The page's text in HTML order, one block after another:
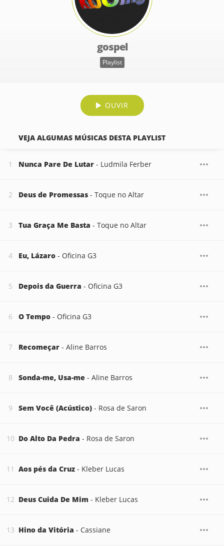
gospel
Playlist
OUVIR
VEJA ALGUMAS MÚSICAS DESTA PLAYLIST
Nunca Pare De Lutar - Ludmila Ferber
Deus de Promessas - Toque no Altar
Tua Graça Me Basta - Toque no Altar
Eu, Lázaro - Oficina G3
Depois da Guerra - Oficina G3
O Tempo - Oficina G3
Recomeçar - Aline Barros
Sonda-me, Usa-me - Aline Barros
Sem Você (Acústico) - Rosa de Saron
Do Alto Da Pedra - Rosa de Saron
Aos pés da Cruz - Kleber Lucas
Deus Cuida De Mim - Kleber Lucas
Hino da Vitória - Cassiane